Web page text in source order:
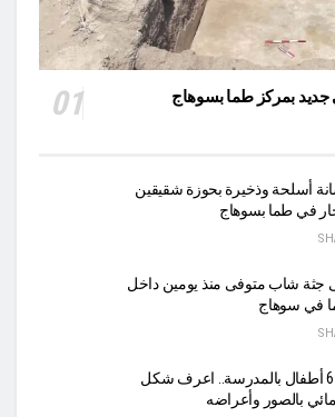
بمركز طما بسوهاج
أسلحة وذخيرة بحوزة شقيقين
في طما بسوهاج
جثة شاب متوفى منذ يومين داخل
في سوهاج
بعد إصابة 6 أطفال بالمدرسة.. اعرف شكل
بالصور وأعراضه